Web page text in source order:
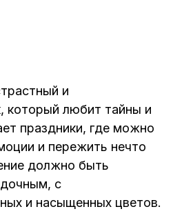
и
который любит тайны и
праздники, где можно
и пережить нечто
должно быть
с
и насыщенных цветов.